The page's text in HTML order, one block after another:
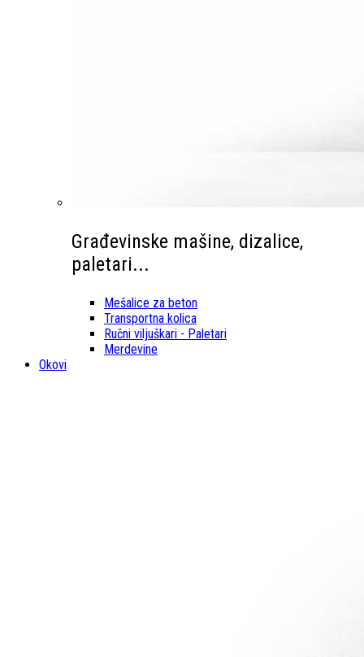
Građevinske mašine, dizalice,
paletari...
Mešalice za beton
Transportna kolica
Ručni viljuškari - Paletari
Merdevine
Okovi